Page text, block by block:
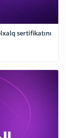
sertifikatını